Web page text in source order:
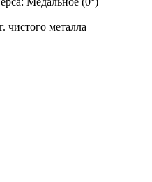
чистого металла